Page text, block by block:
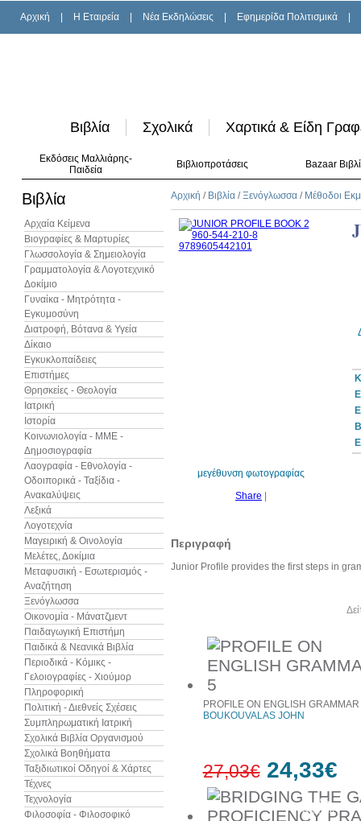
Αρχική H Εταιρεία Νέα Εκδηλώσεις Εφημερίδα Πολιτισμικά
Βιβλία Σχολικά Χαρτικά & Είδη
Εκδόσεις Μαλλιάρης-
Παιδεία
Βιβλιοπροτάσεις Bazaar
Βιβλία
Αρχαία Κείμενα
Βιογραφίες & Μαρτυρίες
Γλωσσολογία & Σημειολογία
Γραμματολογία & Λογοτεχνικό
Δοκίμιο
Γυναίκα - Μητρότητα -
Εγκυμοσύνη
Διατροφή, Βότανα & Υγεία
Δίκαιο
Εγκυκλοπαίδειες
Επιστήμες
Θρησκείες - Θεολογία
Ιατρική
Ιστορία
Κοινωνιολογία - ΜΜΕ -
Δημοσιογραφία
Λαογραφία - Εθνολογία -
Οδοιπορικά - Ταξίδια -
Ανακαλύψεις
Λεξικά
Λογοτεχνία
Μαγειρική & Οινολογία
Μελέτες, Δοκίμια
Μεταφυσική - Εσωτερισμός -
Αναζήτηση
Ξενόγλωσσα
Οικονομία - Μάνατζμεντ
Παιδαγωγική Επιστήμη
Παιδικά & Νεανικά Βιβλία
Περιοδικά - Κόμικς -
Γελοιογραφίες - Χιούμορ
Πληροφορική
Πολιτική - Διεθνείς Σχέσεις
Συμπληρωματική Ιατρική
Σχολικά Βιβλία Οργανισμού
Σχολικά Βοηθήματα
Ταξιδιωτικοί Οδηγοί & Χάρτες
Τέχνες
Τεχνολογία
Φιλοσοφία - Φιλοσοφικό
Αρχική / Βιβλία /Ξενόγλωσσα / Μέθοδοι
μεγέθυνση φωτογραφίας
Share
Περιγραφή
Junior Profile provides the first steps in
10%
έκπτωση
PROFILE ON ENGLISH GRAMMAR
BOUKOUVALAS JOHN
27,03€ 24,33€